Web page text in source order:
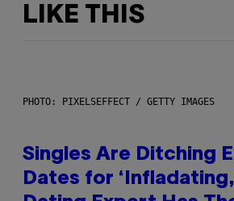
LIKE THIS
PHOTO: PIXELSEFFECT / GETTY IMAGES
Singles Are Ditching
Dates for